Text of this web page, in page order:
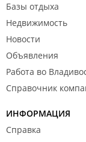
Базы отдыха
Недвижимость
Новости
Объявления
Работа во
Справочник
ИНФОРМАЦИЯ
Справка